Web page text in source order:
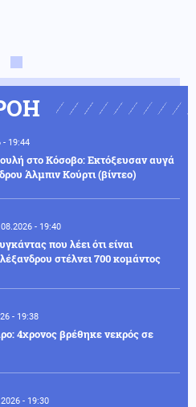
- 19:44
στο Κόσοβο: Εκτόξευσαν αυγά
Άλμπιν Κούρτι (βίντεο)
- 19:40
που λέει ότι είναι
στέλνει 700 κομάντος
- 19:38
4χρονος βρέθηκε νεκρός σε
- 19:30